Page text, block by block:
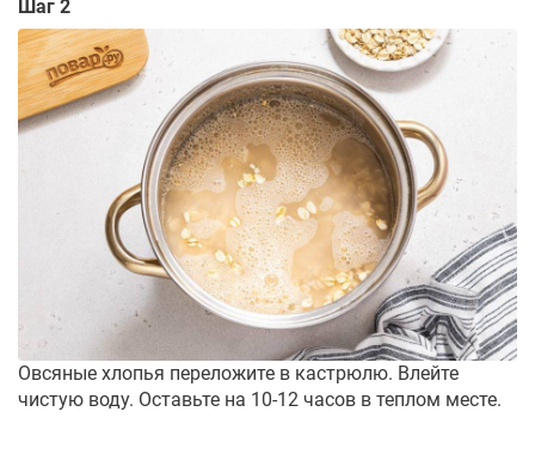
Шаг 2
Овсяные хлопья переложите в кастрюлю. Влейте
чистую воду. Оставьте на 10-12 часов в теплом месте.